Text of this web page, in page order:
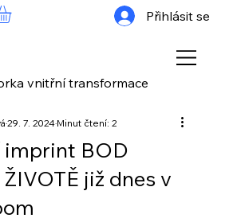
vnitřní transformace
Přihlásit se
BOD
již dnes v
29. 7. 2024Minut čtení: 2